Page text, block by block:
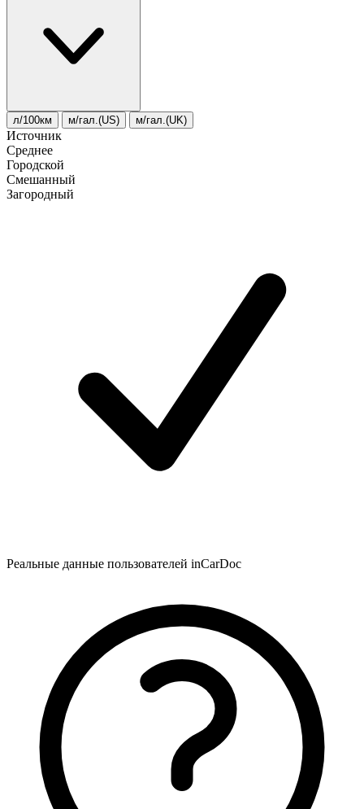
л/100км м/гал.(US) м/гал.(UK)
Источник
Среднее
Городской
Смешанный
Загородный
Реальные данные пользователей inCarDoc